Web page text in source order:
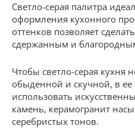
Светло-серая палитра
оформления кухонного
оттенков позволяет
сдержанным и
Чтобы светло-серая кухня
обыденной и скучной, в
использовать
камень, керамогранит
серебристых тонов.